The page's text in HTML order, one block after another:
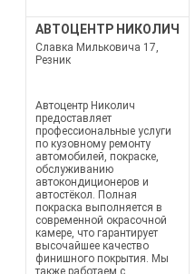
АВТОЦЕНТР НИКОЛИЧ
Славка Мильковича 17,
Резник
Автоцентр Николич
предоставляет
профессиональные услуги
по кузовному ремонту
автомобилей, покраске,
обслуживанию
автокондиционеров и
автостёкол. Полная
покраска выполняется в
современной окрасочной
камере, что гарантирует
высочайшее качество
финишного покрытия. Мы
также работаем с